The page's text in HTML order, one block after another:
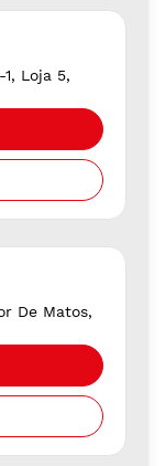
Loja 5,
De Matos,